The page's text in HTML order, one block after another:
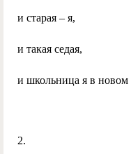
и старая – я,
и такая седая,
и школьница я в
2.